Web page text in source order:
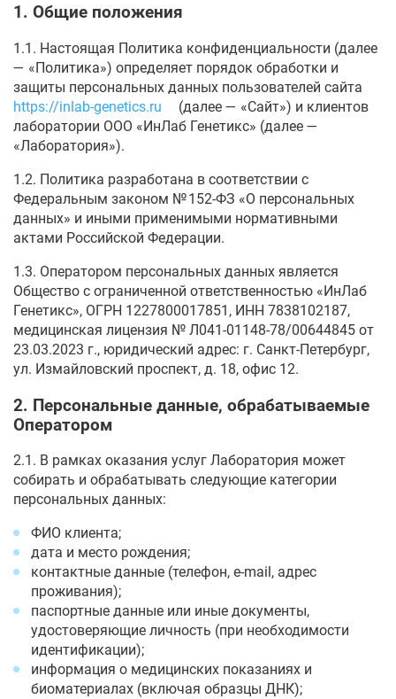
1. Общие положения
1.1. Настоящая Политика конфиденциальности (далее
— «Политика») определяет порядок обработки и
защиты персональных данных пользователей сайта
https://inlab-genetics.ru
(далее — «Сайт») и клиентов
лаборатории ООО «ИнЛаб Генетикс» (далее —
«Лаборатория»).
1.2. Политика разработана в соответствии с
Федеральным законом № 152-ФЗ «О персональных
данных» и иными применимыми нормативными
актами Российской Федерации.
1.3. Оператором персональных данных является
Общество с ограниченной ответственностью «ИнЛаб
Генетикс», ОГРН 1227800017851, ИНН 7838102187,
медицинская лицензия № Л041-01148-78/00644845 от
23.03.2023 г., юридический адрес: г. Санкт-Петербург,
ул. Измайловский проспект, д. 18, офис 12.
2. Персональные данные, обрабатываемые
Оператором
2.1. В рамках оказания услуг Лаборатория может
собирать и обрабатывать следующие категории
персональных данных:
ФИО клиента;
дата и место рождения;
контактные данные (телефон, e-mail, адрес
проживания);
паспортные данные или иные документы,
удостоверяющие личность (при необходимости
идентификации);
информация о медицинских показаниях и
биоматериалах (включая образцы ДНК);